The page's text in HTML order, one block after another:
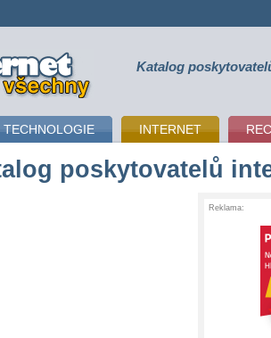
Katalog
TECHNOLOGIE INTERNET
poskytovatelů
Reklama: